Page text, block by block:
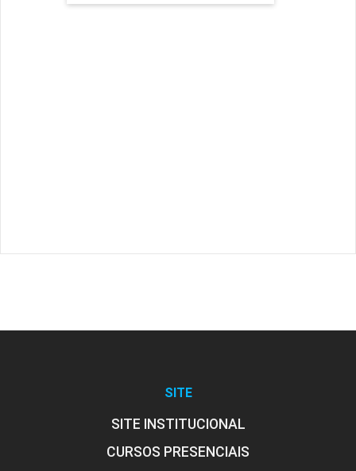
SITE
SITE INSTITUCIONAL
CURSOS PRESENCIAIS